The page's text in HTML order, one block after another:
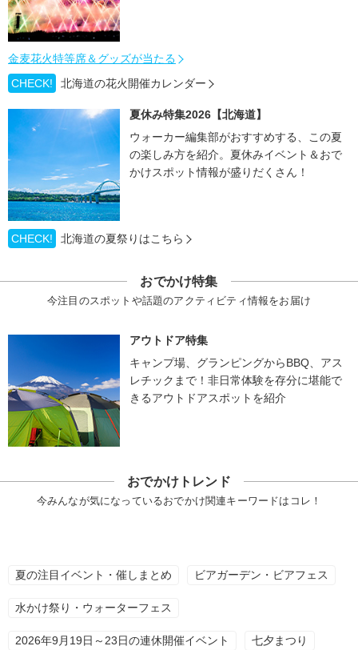
金麦花火特等席＆グッズが当たる
CHECK!
北海道の花火開催カレンダー
夏休み特集2026【北海道】
ウォーカー編集部がおすすめする、この夏
の楽しみ方を紹介。夏休みイベント＆おで
かけスポット情報が盛りだくさん！
CHECK! 北海道の夏祭りはこちら
おでかけ特集
今注目のスポットや話題のアクティビティ情報をお届け
アウトドア特集
キャンプ場、グランピングからBBQ、アス
レチックまで！非日常体験を存分に堪能で
きるアウトドアスポットを紹介
おでかけトレンド
今みんなが気になっているおでかけ関連キーワードはコレ！
夏の注目イベント・催しまとめ ビアガーデン・ビアフェス
水かけ祭り・ウォーターフェス
2026年9月19日～23日の連休開催イベント 七夕まつり